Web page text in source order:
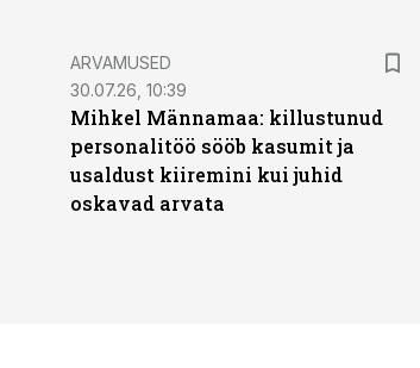
ARVAMUSED
30.07.26, 10:39
Mihkel Männamaa: killustunud
personalitöö sööb kasumit ja
usaldust kiiremini kui juhid
oskavad arvata